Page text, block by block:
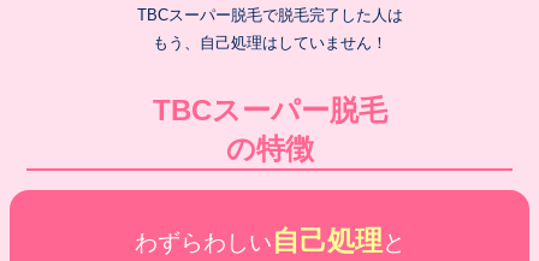
TBCスーパー脱毛で脱毛完了した人は
もう、自己処理はしていません！
TBCスーパー脱毛
の特徴
わずらわしい自己処理と